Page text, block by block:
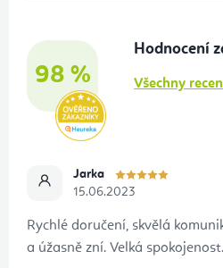
98 %
Hodnocení
Všechny
Jarka
15.06.2023
Rychlé doručení, skvělá
a úžasně zní. Velká spokojenost.